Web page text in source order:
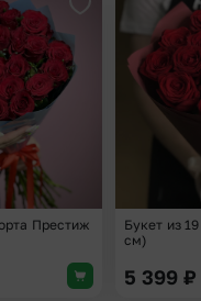
Добавить в
Престиж
Букет из
см)
5 399 ₽